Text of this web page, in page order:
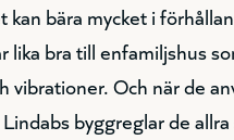
bära mycket i
lika bra till enfamiljshus
Och när de
byggreglar de